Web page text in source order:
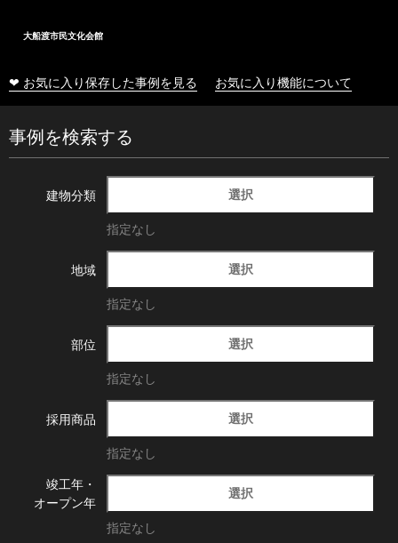
大船渡市民文化会館
❤ お気に入り保存した事例を見る お気に入り機能について
事例を検索する
建物分類 選択
指定なし
地域 選択
指定なし
部位 選択
指定なし
採用商品 選択
指定なし
竣工年・
オープン年
選択
指定なし